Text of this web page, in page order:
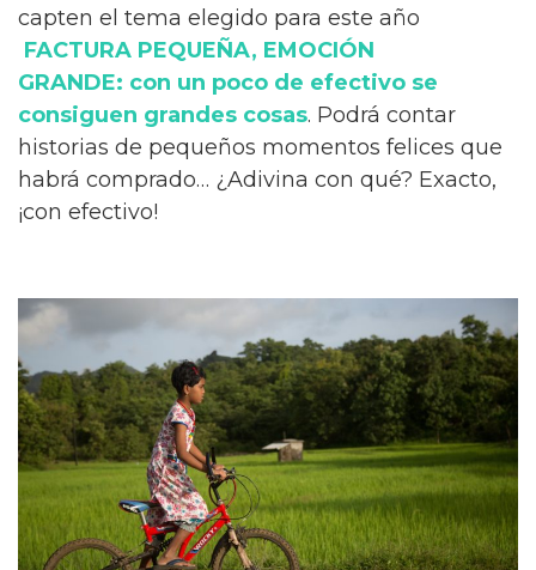
capten el tema elegido para este año
FACTURA PEQUEÑA, EMOCIÓN
GRANDE: con un poco de efectivo se
consiguen grandes cosas. Podrá contar
historias de pequeños momentos felices que
habrá comprado… ¿Adivina con qué? Exacto,
¡con efectivo!